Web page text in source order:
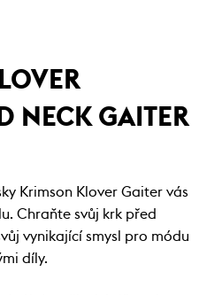
NECK GAITER
Krimson Klover Gaiter vás
Chraňte svůj krk před
vynikající smysl pro módu
díly.